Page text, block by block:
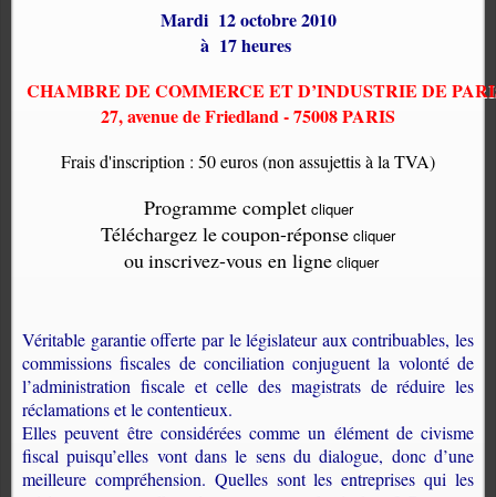
Mardi 12 octobre 2010
à 17 heures
CHAMBRE DE COMMERCE ET D’INDUSTRIE DE
27, avenue de Friedland - 75008 PARIS
Frais d'inscription : 50 euros (non assujettis à la TVA)
Programme completcliquer
Téléchargez lecoupon-réponse cliquer
ouinscrivez-vous en ligne cliquer
Véritable garantie offerte par le législateur aux contribuables, les
commissions fiscales de conciliation conjuguent la volonté de
l’administration fiscale et celle des magistrats de réduire les
réclamations et le contentieux.
Elles peuvent être considérées comme un élément de civisme
fiscal puisqu’elles vont dans le sens du dialogue, donc d’une
meilleure compréhension. Quelles sont les entreprises qui les